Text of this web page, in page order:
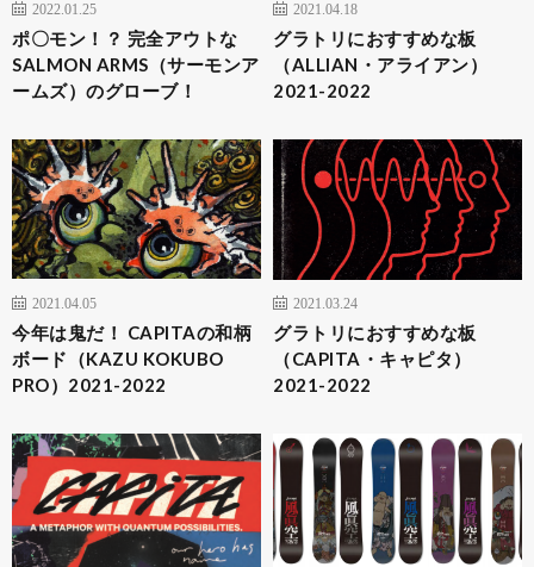
2022.01.25
ポ〇モン！？ 完全アウトな
SALMON ARMS（サーモンア
ームズ）のグローブ！
2021.04.18
グラトリにおすすめな板
（ALLIAN・アライアン）
2021-2022
2021.04.05
今年は鬼だ！ CAPITAの和柄
ボード（KAZU KOKUBO
PRO）2021-2022
2021.03.24
グラトリにおすすめな板
（CAPITA・キャピタ）
2021-2022